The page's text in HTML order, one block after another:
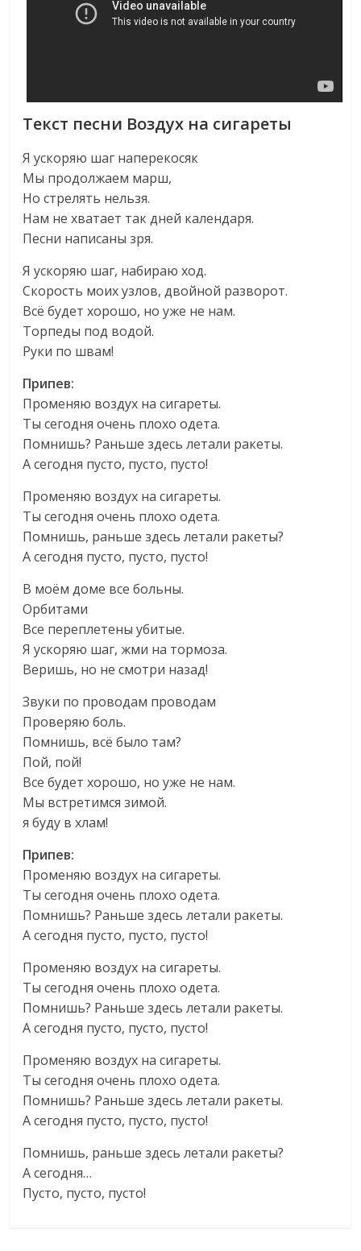
Текст песни Воздух на сигареты
Я ускоряю шаг наперекосяк
Мы продолжаем марш,
Но стрелять нельзя.
Нам не хватает так дней календаря.
Песни написаны зря.
Я ускоряю шаг, набираю ход.
Скорость моих узлов, двойной разворот.
Всё будет хорошо, но уже не нам.
Торпеды под водой.
Руки по швам!
Припев:
Променяю воздух на сигареты.
Ты сегодня очень плохо одета.
Помнишь? Раньше здесь летали ракеты.
А сегодня пусто, пусто, пусто!
Променяю воздух на сигареты.
Ты сегодня очень плохо одета.
Помнишь, раньше здесь летали ракеты?
А сегодня пусто, пусто, пусто!
В моём доме все больны.
Орбитами
Все переплетены убитые.
Я ускоряю шаг, жми на тормоза.
Веришь, но не смотри назад!
Звуки по проводам проводам
Проверяю боль.
Помнишь, всё было там?
Пой, пой!
Все будет хорошо, но уже не нам.
Мы встретимся зимой.
я буду в хлам!
Припев:
Променяю воздух на сигареты.
Ты сегодня очень плохо одета.
Помнишь? Раньше здесь летали ракеты.
А сегодня пусто, пусто, пусто!
Променяю воздух на сигареты.
Ты сегодня очень плохо одета.
Помнишь? Раньше здесь летали ракеты.
А сегодня пусто, пусто, пусто!
Променяю воздух на сигареты.
Ты сегодня очень плохо одета.
Помнишь? Раньше здесь летали ракеты.
А сегодня пусто, пусто, пусто!
Помнишь, раньше здесь летали ракеты?
А сегодня…
Пусто, пусто, пусто!